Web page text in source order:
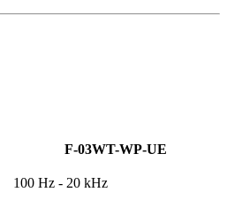
F-03WT-WP-UE
100 Hz - 20 kHz